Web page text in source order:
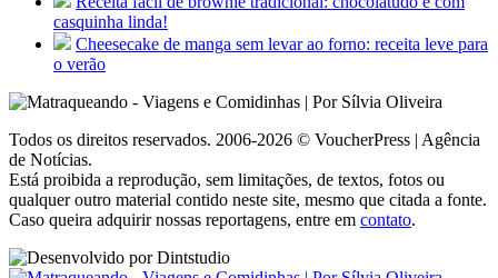
casquinha linda!
Cheesecake de manga sem levar ao forno: receita leve para
o verão
Todos os direitos reservados. 2006-2026 © VoucherPress | Agência
de Notícias.
Está proibida a reprodução, sem limitações, de textos, fotos ou
qualquer outro material contido neste site, mesmo que citada a fonte.
Caso queira adquirir nossas reportagens, entre em contato.